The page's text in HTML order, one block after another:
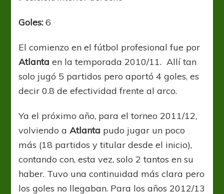
Goles:6
El comienzo en el fútbol profesional fue por
Atlanta en la temporada 2010/11. Allí tan
solo jugó 5 partidos pero aportó 4 goles, es
decir 0.8 de efectividad frente al arco.
Ya el próximo año, para el torneo 2011/12,
volviendo aAtlanta pudo jugar un poco
más (18 partidos y titular desde el inicio),
contando con, esta vez, solo 2 tantos en su
haber. Tuvo una continuidad más clara pero
los goles no llegaban. Para los años 2012/13